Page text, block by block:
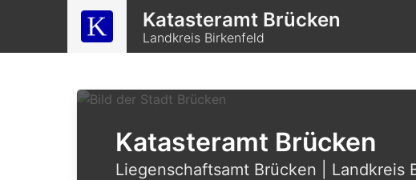
Katasteramt Brücken
Landkreis Birkenfeld
Katasteramt Brücken
Liegenschaftsamt Brücken | Landkreis